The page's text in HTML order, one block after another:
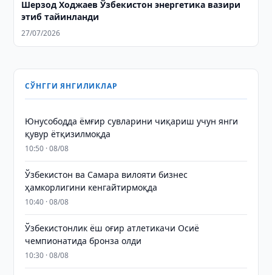
Шерзод Ходжаев Ўзбекистон энергетика вазири
этиб тайинланди
27/07/2026
СЎНГГИ ЯНГИЛИКЛАР
Юнусободда ёмғир сувларини чиқариш учун янги
қувур ётқизилмоқда
10:50 · 08/08
Ўзбекистон ва Самара вилояти бизнес
ҳамкорлигини кенгайтирмоқда
10:40 · 08/08
Ўзбекистонлик ёш оғир атлетикачи Осиё
чемпионатида бронза олди
10:30 · 08/08